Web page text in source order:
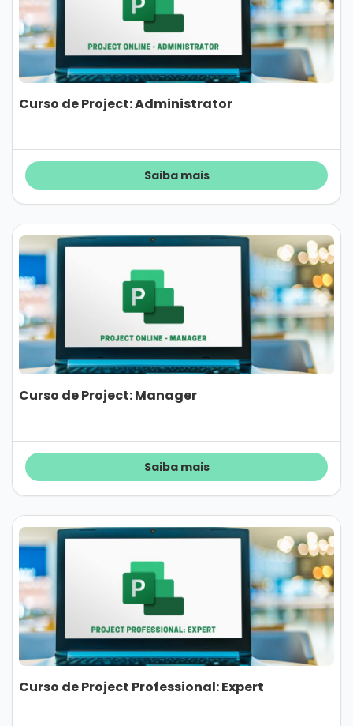
Curso de Project: Administrator
Saiba mais
Curso de Project: Manager
Saiba mais
Curso de Project Professional: Expert